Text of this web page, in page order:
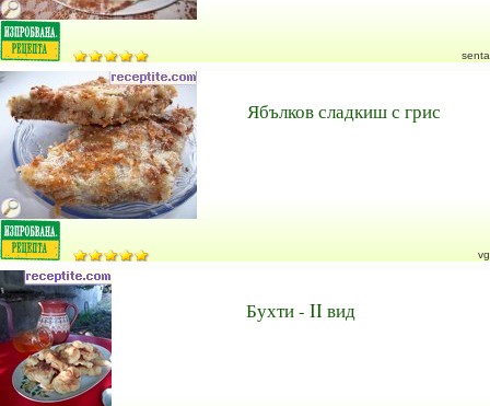
senta
Ябълков сладкиш с грис
vg
Бухти - II вид